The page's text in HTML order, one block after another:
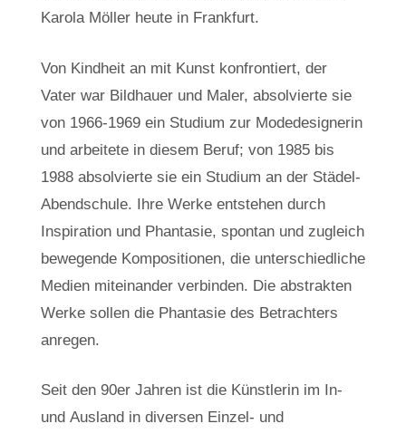
Karola Möller heute in Frankfurt.
Von Kindheit an mit Kunst konfrontiert, der
Vater war Bildhauer und Maler, absolvierte sie
von 1966-1969 ein Studium zur Modedesignerin
und arbeitete in diesem Beruf; von 1985 bis
1988 absolvierte sie ein Studium an der Städel-
Abendschule. Ihre Werke entstehen durch
Inspiration und Phantasie, spontan und zugleich
bewegende Kompositionen, die unterschiedliche
Medien miteinander verbinden. Die abstrakten
Werke sollen die Phantasie des Betrachters
anregen.
Seit den 90er Jahren ist die Künstlerin im In-
und Ausland in diversen Einzel- und